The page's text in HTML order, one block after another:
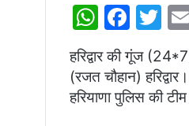
W
at
s
F
a
c
e
T
itt
er
हरिद्वार की गूंज
(रजत चौहान)
हरियाणा पुलिस की